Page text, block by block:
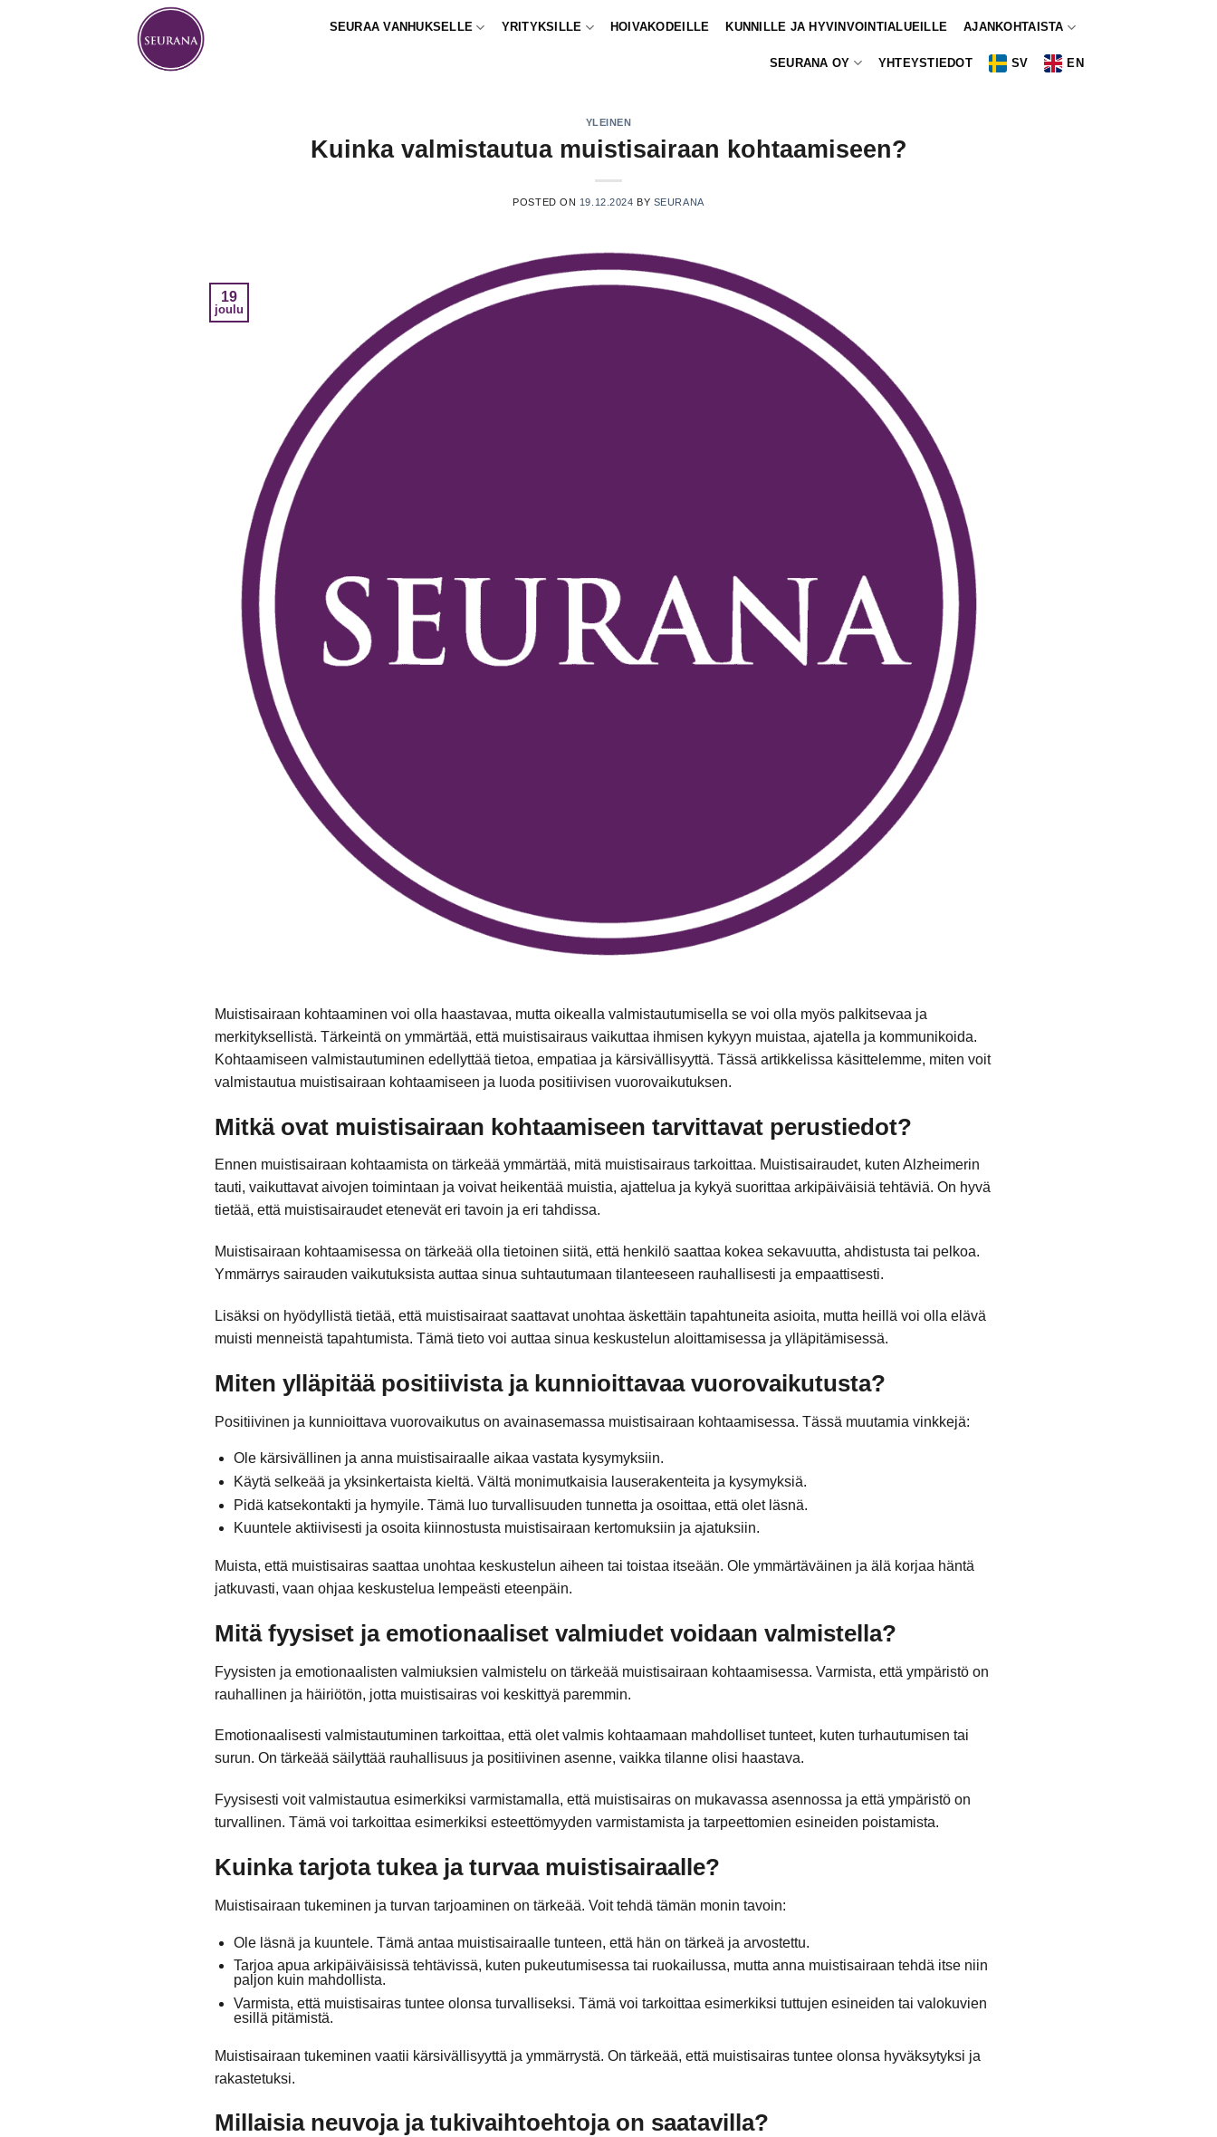
SEURAA VANHUKSELLE YRITYKSILLE HOIVAKODEILLE KUNNILLE JA HYVINVOINTIALUEILLE AJANKOHTAISTA
SEURANA OY YHTEYSTIEDOT SV EN
YLEINEN
Kuinka valmistautua muistisairaan kohtaamiseen?
POSTED ON 19.12.2024 BY SEURANA
19
joulu
Muistisairaan kohtaaminen voi olla haastavaa, mutta oikealla valmistautumisella se voi olla myös palkitsevaa ja
merkityksellistä. Tärkeintä on ymmärtää, että muistisairaus vaikuttaa ihmisen kykyyn muistaa, ajatella ja kommunikoida.
Kohtaamiseen valmistautuminen edellyttää tietoa, empatiaa ja kärsivällisyyttä. Tässä artikkelissa käsittelemme, miten voit
valmistautua muistisairaan kohtaamiseen ja luoda positiivisen vuorovaikutuksen.
Mitkä ovat muistisairaan kohtaamiseen tarvittavat perustiedot?
Ennen muistisairaan kohtaamista on tärkeää ymmärtää, mitä muistisairaus tarkoittaa. Muistisairaudet, kuten Alzheimerin
tauti, vaikuttavat aivojen toimintaan ja voivat heikentää muistia, ajattelua ja kykyä suorittaa arkipäiväisiä tehtäviä. On hyvä
tietää, että muistisairaudet etenevät eri tavoin ja eri tahdissa.
Muistisairaan kohtaamisessa on tärkeää olla tietoinen siitä, että henkilö saattaa kokea sekavuutta, ahdistusta tai pelkoa.
Ymmärrys sairauden vaikutuksista auttaa sinua suhtautumaan tilanteeseen rauhallisesti ja empaattisesti.
Lisäksi on hyödyllistä tietää, että muistisairaat saattavat unohtaa äskettäin tapahtuneita asioita, mutta heillä voi olla elävä
muisti menneistä tapahtumista. Tämä tieto voi auttaa sinua keskustelun aloittamisessa ja ylläpitämisessä.
Miten ylläpitää positiivista ja kunnioittavaa vuorovaikutusta?
Positiivinen ja kunnioittava vuorovaikutus on avainasemassa muistisairaan kohtaamisessa. Tässä muutamia vinkkejä:
Ole kärsivällinen ja anna muistisairaalle aikaa vastata kysymyksiin.
Käytä selkeää ja yksinkertaista kieltä. Vältä monimutkaisia lauserakenteita ja kysymyksiä.
Pidä katsekontakti ja hymyile. Tämä luo turvallisuuden tunnetta ja osoittaa, että olet läsnä.
Kuuntele aktiivisesti ja osoita kiinnostusta muistisairaan kertomuksiin ja ajatuksiin.
Muista, että muistisairas saattaa unohtaa keskustelun aiheen tai toistaa itseään. Ole ymmärtäväinen ja älä korjaa häntä
jatkuvasti, vaan ohjaa keskustelua lempeästi eteenpäin.
Mitä fyysiset ja emotionaaliset valmiudet voidaan valmistella?
Fyysisten ja emotionaalisten valmiuksien valmistelu on tärkeää muistisairaan kohtaamisessa. Varmista, että ympäristö on
rauhallinen ja häiriötön, jotta muistisairas voi keskittyä paremmin.
Emotionaalisesti valmistautuminen tarkoittaa, että olet valmis kohtaamaan mahdolliset tunteet, kuten turhautumisen tai
surun. On tärkeää säilyttää rauhallisuus ja positiivinen asenne, vaikka tilanne olisi haastava.
Fyysisesti voit valmistautua esimerkiksi varmistamalla, että muistisairas on mukavassa asennossa ja että ympäristö on
turvallinen. Tämä voi tarkoittaa esimerkiksi esteettömyyden varmistamista ja tarpeettomien esineiden poistamista.
Kuinka tarjota tukea ja turvaa muistisairaalle?
Muistisairaan tukeminen ja turvan tarjoaminen on tärkeää. Voit tehdä tämän monin tavoin:
Ole läsnä ja kuuntele. Tämä antaa muistisairaalle tunteen, että hän on tärkeä ja arvostettu.
Tarjoa apua arkipäiväisissä tehtävissä, kuten pukeutumisessa tai ruokailussa, mutta anna muistisairaan tehdä itse niin
paljon kuin mahdollista.
Varmista, että muistisairas tuntee olonsa turvalliseksi. Tämä voi tarkoittaa esimerkiksi tuttujen esineiden tai valokuvien
esillä pitämistä.
Muistisairaan tukeminen vaatii kärsivällisyyttä ja ymmärrystä. On tärkeää, että muistisairas tuntee olonsa hyväksytyksi ja
rakastetuksi.
Millaisia neuvoja ja tukivaihtoehtoja on saatavilla?